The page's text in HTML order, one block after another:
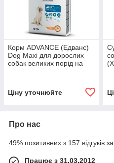
Корм ADVANCE (Едванс)
Dog Maxi для дорослих
собак великих порід на
Ціну уточнюйте
Про нас
49% позитивних з 157 відгуків за
Працює з 31.03.2012